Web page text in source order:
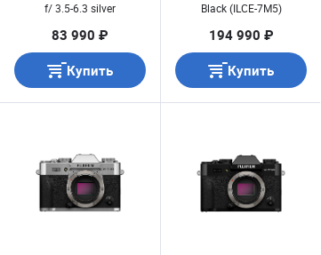
f/ 3.5-6.3 silver
83 990 ₽
Купить
Black (ILCE-7M5)
194 990 ₽
Купить